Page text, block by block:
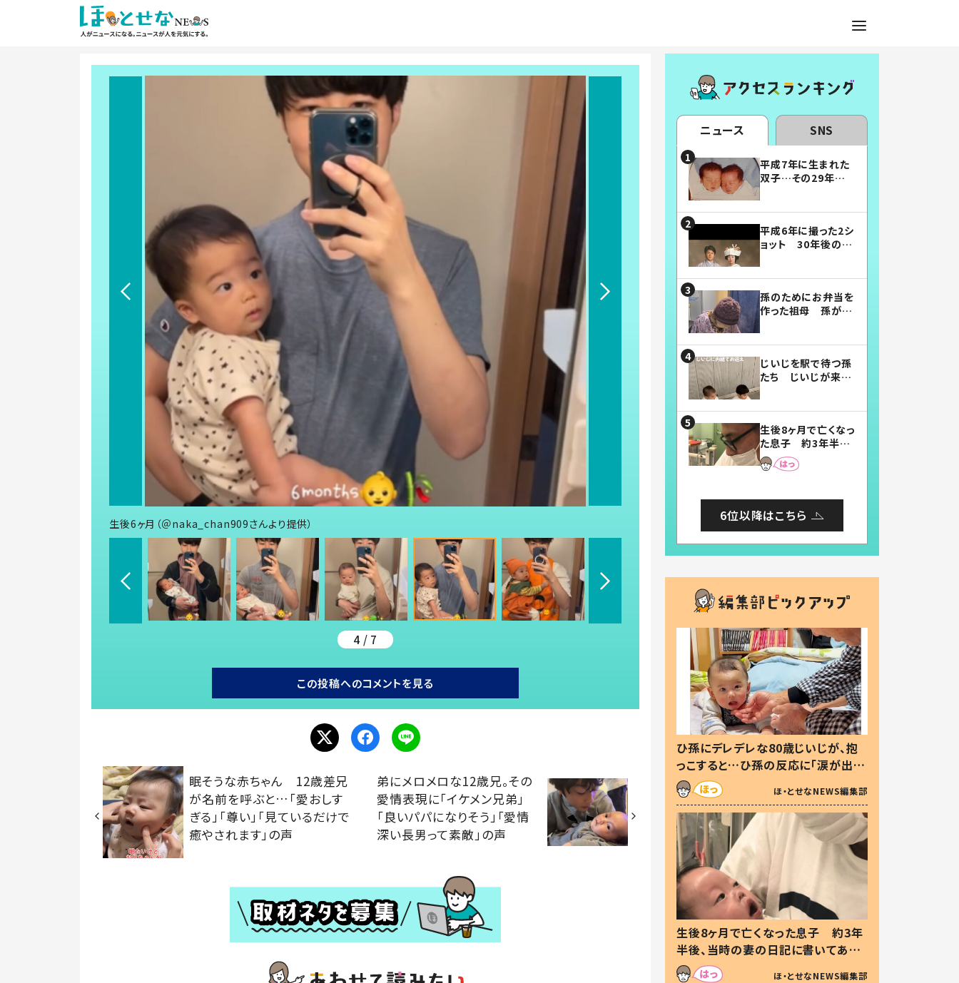
生後6ヶ月（＠naka_chan909さんより提供）
4 / 7
この投稿へのコメントを見る
眠そうな赤ちゃん 12歳差兄
が名前を呼ぶと…「愛おしす
ぎる」「尊い」「見ているだけで
癒やされます」の声
弟にメロメロな12歳兄。その
愛情表現に「イケメン兄弟」
「良いパパになりそう」「愛情
深い長男って素敵」の声
ニュース SNS
平成7年に生まれた
双子…その29年後
平成6年に撮った2シ
ョット 30年後の姿
孫のためにお弁当を
作った祖母 孫が絶
じいじを駅で待つ孫
たち じいじが来た
まらない」「幸せにな
れる」
生後8ヶ月で亡くなっ
た息子 約3年半
後、当時の妻の日記
に書いてあった本音
6位以降はこちら
ひ孫にデレデレな80歳じいじが、抱
っこすると…ひ孫の反応に「涙が出ま
した」「可愛くて仕方ない」
ほ・とせなNEWS編集部
生後8ヶ月で亡くなった息子 約3年
半後、当時の妻の日記に書いてあっ
た本音とは
ほ・とせなNEWS編集部